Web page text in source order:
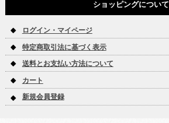
ショッピングについて
ログイン・マイページ
特定商取引法に基づく表示
送料とお支払い方法について
カート
新規会員登録